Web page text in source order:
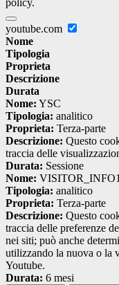
policy.
youtube.com
Nome
Tipologia
Proprieta
Descrizione
Durata
Nome: YSC
Tipologia: analitico
Proprieta: Terza-parte
Descrizione: Questo
traccia delle
Durata: Sessione
Nome:
Tipologia: analitico
Proprieta: Terza-parte
Descrizione: Questo
traccia delle preferenze
nei siti; può anche
utilizzando la nuova o la
Youtube.
Durata: 6 mesi